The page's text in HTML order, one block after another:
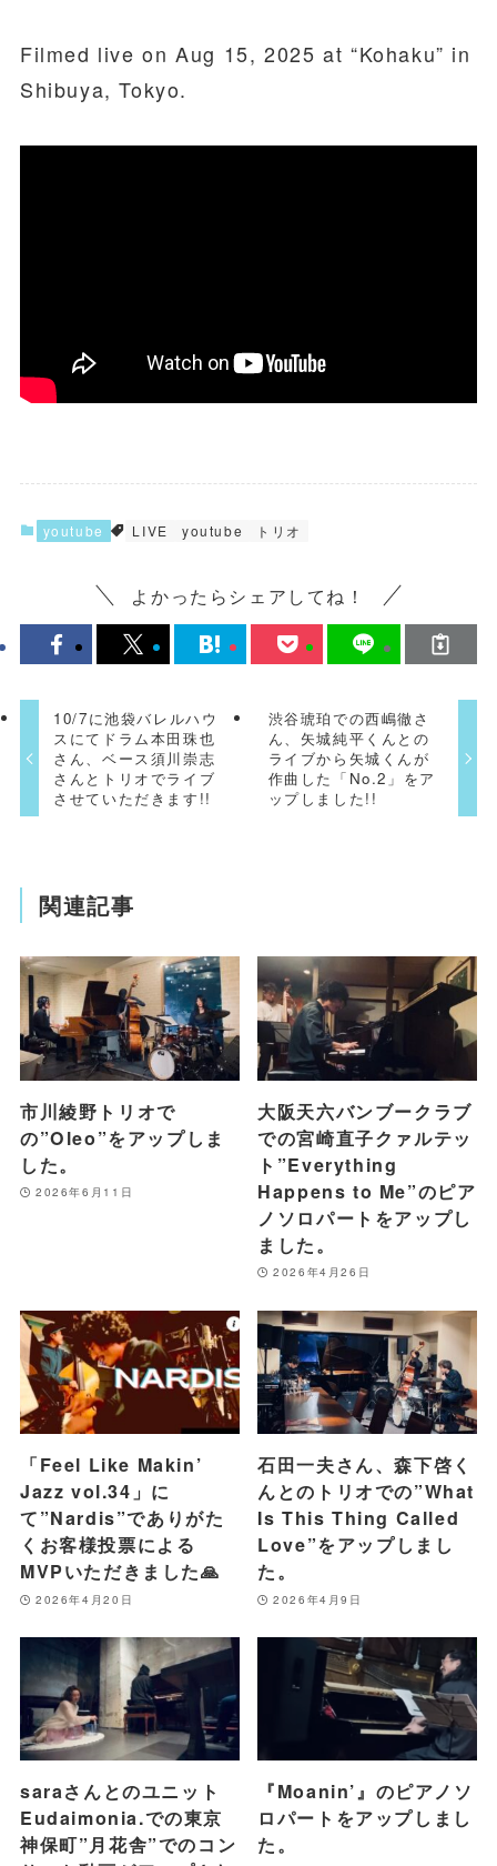
Filmed live on Aug 15, 2025 at “Kohaku” in
Shibuya, Tokyo.
youtube LIVE youtube トリオ
よかったらシェアしてね！
10/7に池袋バレルハウ
スにてドラム本田珠也
さん、ベース須川崇志
さんとトリオでライブ
させていただきます!!
渋谷琥珀での西嶋徹さ
ん、矢城純平くんとの
ライブから矢城くんが
作曲した「No.2」をア
ップしました!!
関連記事
市川綾野トリオで
の”Oleo”をアップしま
した。
2026年6月11日
大阪天六バンブークラブ
での宮崎直子クァルテッ
ト”Everything
Happens to Me”のピア
ノソロパートをアップし
ました。
2026年4月26日
「Feel Like Makin’
Jazz vol.34」に
て”Nardis”でありがた
くお客様投票による
MVPいただきました🙏
2026年4月20日
石田一夫さん、森下啓く
んとのトリオでの”What
Is This Thing Called
Love”をアップしまし
た。
2026年4月9日
saraさんとのユニット
Eudaimonia.での東京
神保町”月花舎”でのコン
『Moanin’』のピアノソ
ロパートをアップしまし
た。